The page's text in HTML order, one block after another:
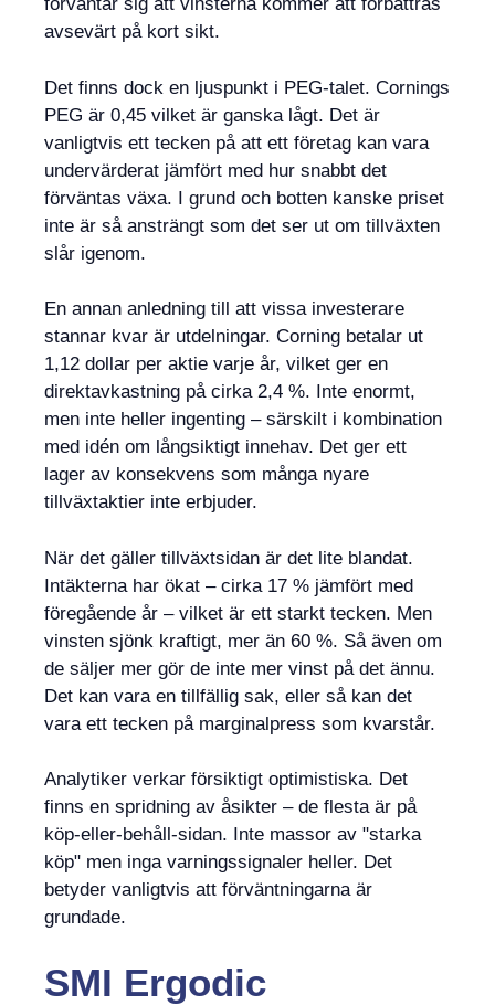
förväntar sig att vinsterna kommer att förbättras
avsevärt på kort sikt.
Det finns dock en ljuspunkt i PEG-talet. Cornings
PEG är 0,45 vilket är ganska lågt. Det är
vanligtvis ett tecken på att ett företag kan vara
undervärderat jämfört med hur snabbt det
förväntas växa. I grund och botten kanske priset
inte är så ansträngt som det ser ut om tillväxten
slår igenom.
En annan anledning till att vissa investerare
stannar kvar är utdelningar. Corning betalar ut
1,12 dollar per aktie varje år, vilket ger en
direktavkastning på cirka 2,4 %. Inte enormt,
men inte heller ingenting – särskilt i kombination
med idén om långsiktigt innehav. Det ger ett
lager av konsekvens som många nyare
tillväxtaktier inte erbjuder.
När det gäller tillväxtsidan är det lite blandat.
Intäkterna har ökat – cirka 17 % jämfört med
föregående år – vilket är ett starkt tecken. Men
vinsten sjönk kraftigt, mer än 60 %. Så även om
de säljer mer gör de inte mer vinst på det ännu.
Det kan vara en tillfällig sak, eller så kan det
vara ett tecken på marginalpress som kvarstår.
Analytiker verkar försiktigt optimistiska. Det
finns en spridning av åsikter – de flesta är på
köp-eller-behåll-sidan. Inte massor av "starka
köp" men inga varningssignaler heller. Det
betyder vanligtvis att förväntningarna är
grundade.
SMI Ergodic